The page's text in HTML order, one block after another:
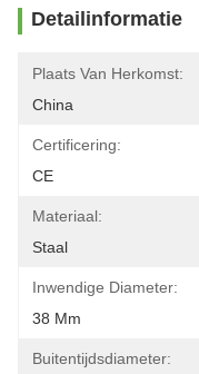
Detailinformatie
Plaats Van Herkomst:
China
Certificering:
CE
Materiaal:
Staal
Inwendige Diameter:
38 Mm
Buitentijdsdiameter: